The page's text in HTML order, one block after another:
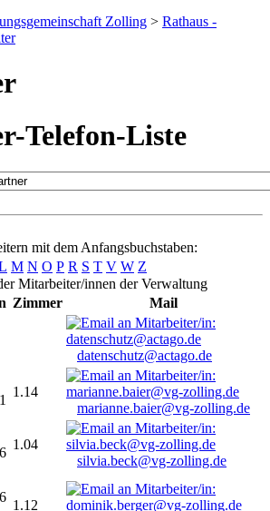
Zolling > Rathaus -
Telefon-Liste
mit dem Anfangsbuchstaben:
M N O P R S T V W Z
Mitarbeiter/innen der Verwaltung
Zimmer
Mail
datenschutz@actago.de
1.14
marianne.baier@vg-zolling.de
1.04
silvia.beck@vg-zolling.de
1.12